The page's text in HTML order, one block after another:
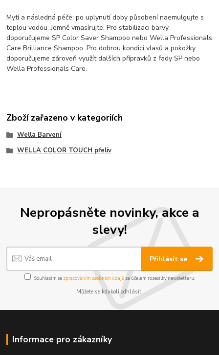
Mytí a následná péče: po uplynutí doby působení naemulgujte s
teplou vodou. Jemně vmasírujte. Pro stabilizaci barvy
doporučujeme SP Color Saver Shampoo nebo Wella Professionals
Care Brilliance Shampoo. Pro dobrou kondici vlasů a pokožky
doporučujeme zároveň využít dalších přípravků z řady SP nebo
Wella Professionals Care.
Zboží zařazeno v kategoriích
Wella Barvení
WELLA COLOR TOUCH přeliv
Nepropásněte novinky, akce a
slevy!
Přihlásit se
Souhlasím se zpracováním osobních údajůza účelem rozesílky newsletteru.
Můžete se kdykoli odhlásit.
Informace pro zákazníky